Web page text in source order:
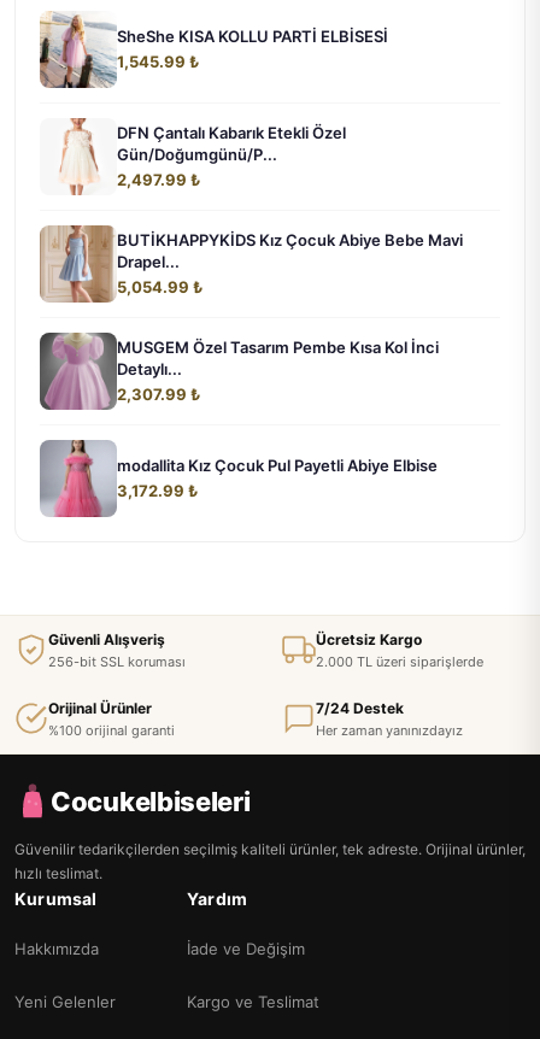
SheShe KISA KOLLU PARTİ ELBİSESİ
1,545.99 ₺
DFN Çantalı Kabarık Etekli Özel
Gün/Doğumgünü/P...
2,497.99 ₺
BUTİKHAPPYKİDS Kız Çocuk Abiye Bebe Mavi
Drapel...
5,054.99 ₺
MUSGEM Özel Tasarım Pembe Kısa Kol İnci
Detaylı...
2,307.99 ₺
modallita Kız Çocuk Pul Payetli Abiye Elbise
3,172.99 ₺
Güvenli Alışveriş
256-bit SSL koruması
Ücretsiz Kargo
2.000 TL üzeri siparişlerde
Orijinal Ürünler
%100 orijinal garanti
7/24 Destek
Her zaman yanınızdayız
Cocukelbiseleri
Güvenilir tedarikçilerden seçilmiş kaliteli ürünler, tek adreste. Orijinal ürünler,
hızlı teslimat.
Kurumsal
Hakkımızda
Yeni Gelenler
Yardım
İade ve Değişim
Kargo ve Teslimat